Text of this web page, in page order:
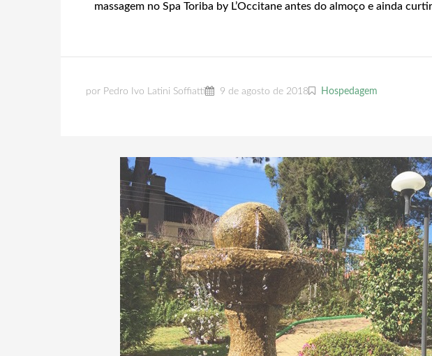
massagem no Spa Toriba by L’Occitane antes do almoço e ainda
por Pedro Ivo Latini Soffiatti 9 de agosto de 2018 Hospedagem